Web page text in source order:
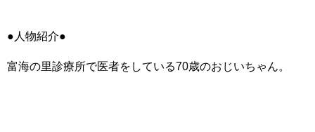
●人物紹介●
富海の里診療所で医者をしている70歳のおじいちゃん。